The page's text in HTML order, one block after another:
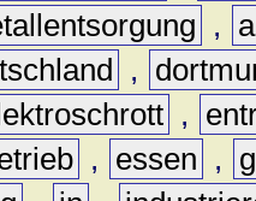
,
,
,
, essen ,